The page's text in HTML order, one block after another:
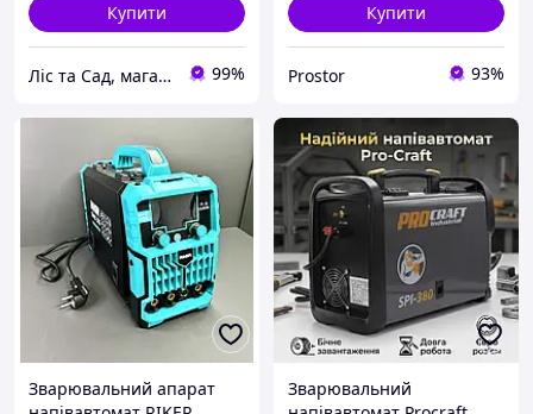
Купити
Ліс та Сад, магазин інструментів та садової техніки 99%
Купити
Prostor 93%
Зварювальний апарат
Зварювальний